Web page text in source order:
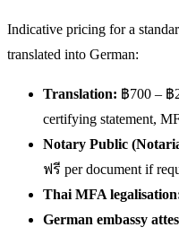
Indicative pricing for a
translated into German:
Translation: ฿700 – ฿
certifying statement,
Notary Public
ฟรี per document if
Thai MFA
German embassy